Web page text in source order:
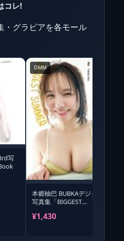
コレ!
・グラビアを各モール
写
DMM
本郷柚巴 BUBKAデジタル
写真集「BIGGEST
¥1,430